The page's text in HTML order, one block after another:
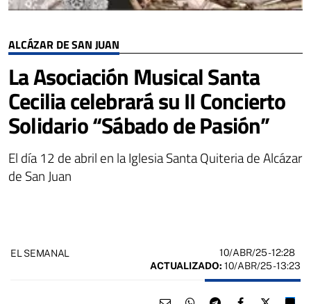
ALCÁZAR DE SAN JUAN
La Asociación Musical Santa
Cecilia celebrará su II Concierto
Solidario “Sábado de Pasión”
El día 12 de abril en la Iglesia Santa Quiteria de Alcázar
de San Juan
EL SEMANAL 10/ABR/25- 12:28
ACTUALIZADO: 10/ABR/25 - 13:23